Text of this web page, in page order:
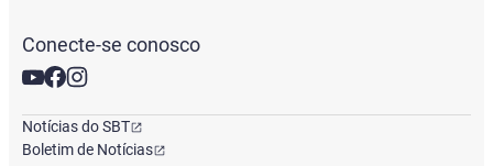
Conecte-se conosco
Notícias do SBT
Boletim de Notícias